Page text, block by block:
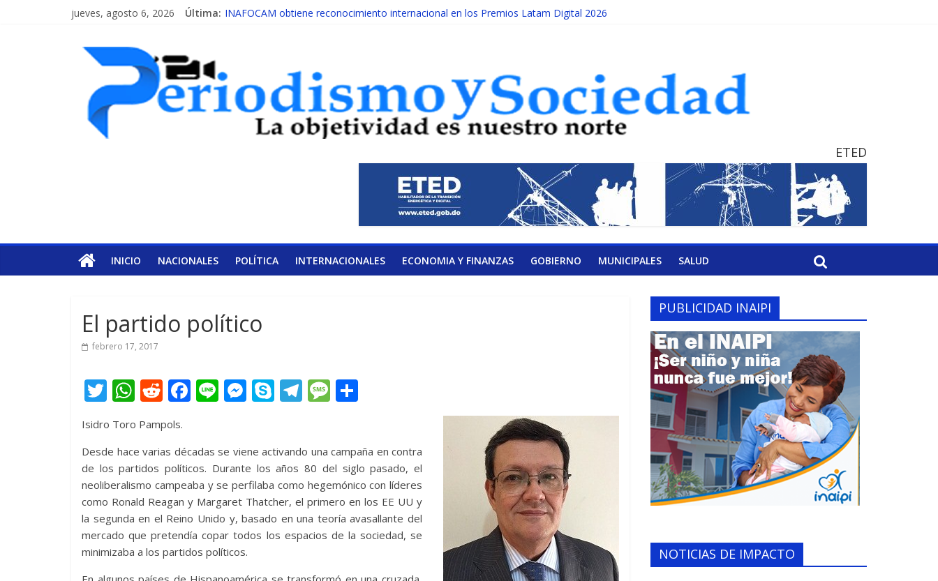
jueves, agosto 6, 2026 Última: INAFOCAM obtiene reconocimiento internacional en los Premios Latam Digital 2026
MESCyT presenta calendario de Consulta Nacional por la Educación
ETED
INICIO NACIONALES POLÍTICA INTERNACIONALES ECONOMIA Y FINANZAS GOBIERNO MUNICIPALES SALUD
El partido político
febrero 17, 2017
T
itt
er
W
at
s
A
p
p
R
e
d
di
t
F
b
o
o
k
Li M
e
n
g
er
S
p
e
T
gr
a
m
M
a
g
e
p
ar
ti
r
Isidro Toro Pampols.
Desde hace varias décadas se viene activando una campaña en contra
de los partidos políticos. Durante los años 80 del siglo pasado, el
neoliberalismo campeaba y se perfilaba como hegemónico con líderes
como Ronald Reagan y Margaret Thatcher, el primero en los EE UU y
la segunda en el Reino Unido y, basado en una teoría avasallante del
mercado que pretendía copar todos los espacios de la sociedad, se
minimizaba a los partidos políticos.
PUBLICIDAD INAIPI
NOTICIAS DE IMPACTO